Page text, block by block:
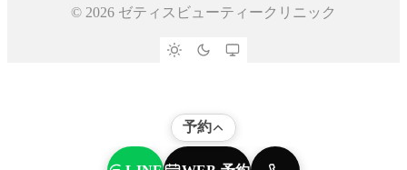
© 2026 ゼティスビューティークリニック
予約